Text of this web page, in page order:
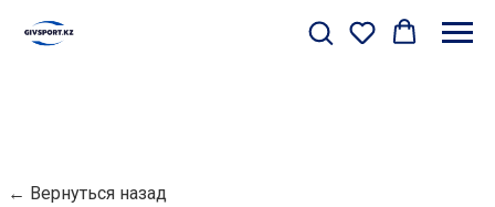
← Вернуться назад